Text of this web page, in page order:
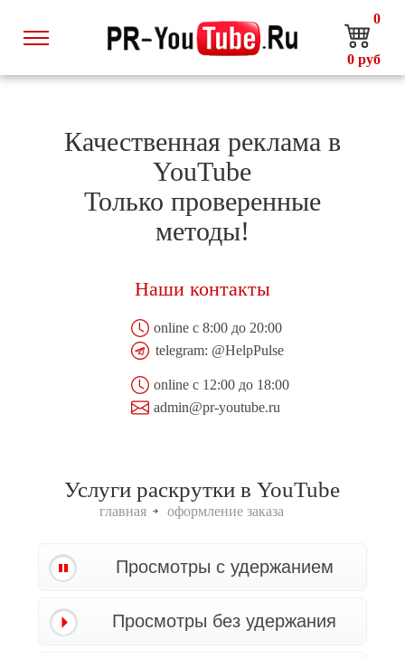
0
0 руб
Качественная реклама в
YouTube
Только проверенные
методы!
Наши контакты
online с 8:00 до 20:00
telegram: @HelpPulse
online с 12:00 до 18:00
admin@pr-youtube.ru
Услуги раскрутки в YouTube
главная оформление заказа
Просмотры с удержанием
Просмотры без удержания